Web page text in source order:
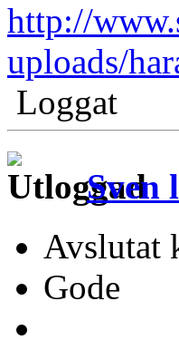
http://
uploads/
Loggat
Sven
Avslutat
Gode